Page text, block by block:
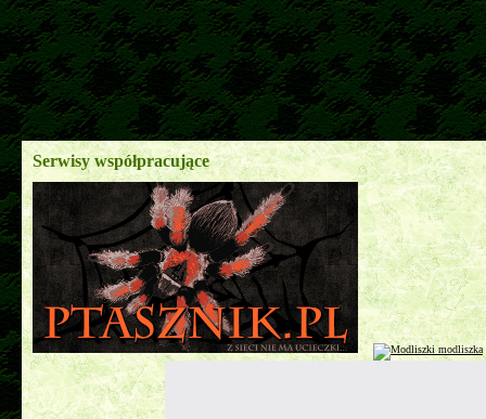
Serwisy współpracujące